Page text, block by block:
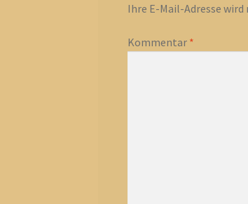
Ihre E-Mail-Adresse
Kommentar *